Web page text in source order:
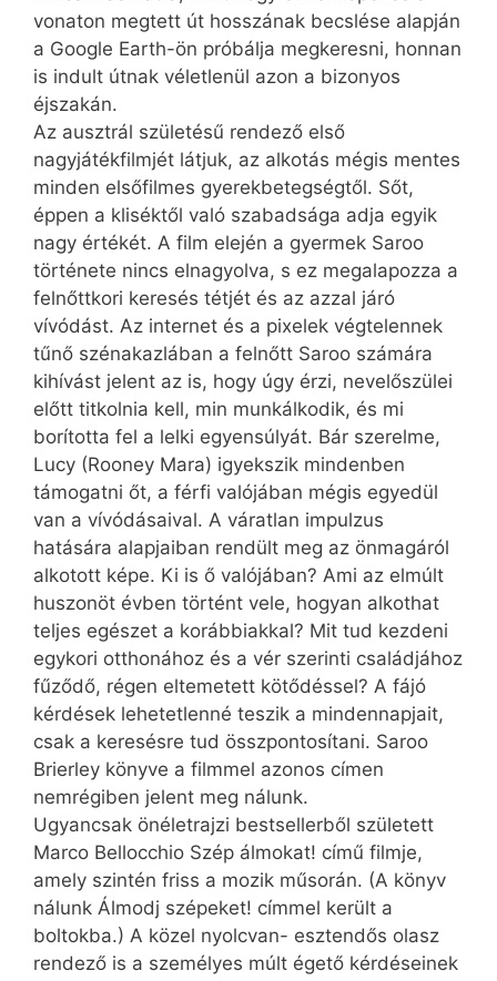
vonaton megtett út hosszának becslése alapján
a Google Earth-ön próbálja megkeresni, honnan
is indult útnak véletlenül azon a bizonyos
éjszakán.
Az ausztrál születésű rendező első
nagyjátékfilmjét látjuk, az alkotás mégis mentes
minden elsőfilmes gyerekbetegségtől. Sőt,
éppen a kliséktől való szabadsága adja egyik
nagy értékét. A film elején a gyermek Saroo
története nincs elnagyolva, s ez megalapozza a
felnőttkori keresés tétjét és az azzal járó
vívódást. Az internet és a pixelek végtelennek
tűnő szénakazlában a felnőtt Saroo számára
kihívást jelent az is, hogy úgy érzi, nevelőszülei
előtt titkolnia kell, min munkálkodik, és mi
borította fel a lelki egyensúlyát. Bár szerelme,
Lucy (Rooney Mara) igyekszik mindenben
támogatni őt, a férfi valójában mégis egyedül
van a vívódásaival. A váratlan impulzus
hatására alapjaiban rendült meg az önmagáról
alkotott képe. Ki is ő valójában? Ami az elmúlt
huszonöt évben történt vele, hogyan alkothat
teljes egészet a korábbiakkal? Mit tud kezdeni
egykori otthonához és a vér szerinti családjához
fűződő, régen eltemetett kötődéssel? A fájó
kérdések lehetetlenné teszik a mindennapjait,
csak a keresésre tud összpontosítani. Saroo
Brierley könyve a filmmel azonos címen
nemrégiben jelent meg nálunk.
Ugyancsak önéletrajzi bestsellerből született
Marco Bellocchio Szép álmokat! című filmje,
amely szintén friss a mozik műsorán. (A könyv
nálunk Álmodj szépeket! címmel került a
boltokba.) A közel nyolcvan- esztendős olasz
rendező is a személyes múlt égető kérdéseinek